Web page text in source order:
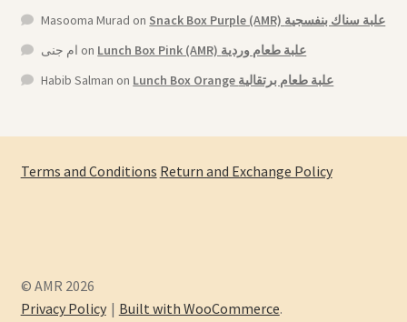
Masooma Murad on
Snack Box Purple (AMR) علبة سناك بنفسجية
ام جنى on
Lunch Box Pink (AMR) علبة طعام وردية
Habib Salman on Lunch Box Orange علبة طعام برتقالية
Terms and Conditions Return and Exchange Policy
© AMR 2026
Privacy Policy
Built with WooCommerce.